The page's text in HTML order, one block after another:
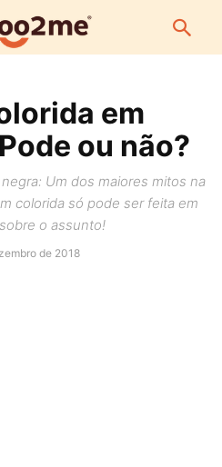
em
ou não?
Um dos maiores mitos na
colorida só pode ser feita em
o assunto!
de 2018